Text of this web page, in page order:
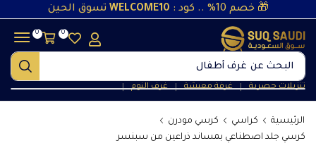
🎁 خصم 10% .. كود : WELCOME10 تسوق الحين
البحث عن غرف نوم
تنزيلات حصرية ❘ غرفة معيشة ❘ غرف النوم ❘
0
0
الرئيسية كراسي
كرسي مودرن
كرسي جلد اصطناعي بمساند ذراعين من سبنسر